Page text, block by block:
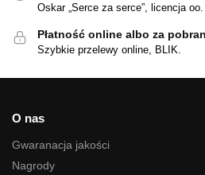
Oskar „Serce za serce”, licencja
Płatność online albo za
Szybkie przelewy online, BLIK.
O nas
Gwaranacja jakości
Nagrody